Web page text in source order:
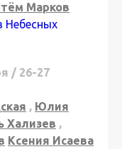
Марков
Небесных
/ 26-27
, Юлия
Хализев ,
Ксения Исаева